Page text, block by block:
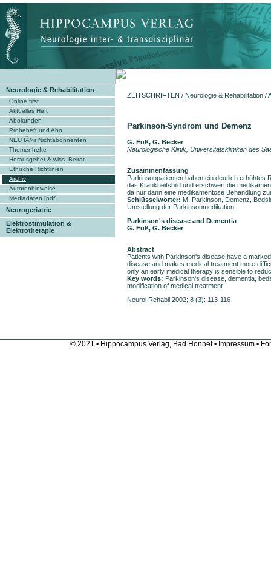
Neurologie & Rehabilitation
Online first
Aktuelles Heft
Abokunden
Probeheft und Abo
NEU fÃ¼r Nichtabonnenten
Themenhefte
Herausgeber & wiss. Beirat
Ethische Richtlinien
Archiv
Autorenhinweise
Mediadaten [pdf]
Neurogeriatrie
Elektrostimulation &
Elektrotherapie
ZEITSCHRIFTEN / Neurologie & Rehabilitation /
Parkinson-Syndrom und Demenz
G. Fuß, G. Becker
Neurologische Klinik, Universitätskliniken des
Zusammenfassung
Parkinsonpatienten haben ein deutlich
das Krankheitsbild und erschwert die
da nur dann eine medikamentöse Behandlung
Schlüsselwörter: M. Parkinson, Demenz,
Umstellung der Parkinsonmedikation
Parkinson's disease and Dementia
G. Fuß, G. Becker
Abstract
Patients with Parkinson's disease have a
disease and makes medical treatment more
only an early medical therapy is sensible to
Key words: Parkinson's disease, dementia,
modification of medical treatment
Neurol Rehabil 2002; 8 (3): 113-116
© 2021 • Hippocampus Verlag, Bad Honnef • Impressum •